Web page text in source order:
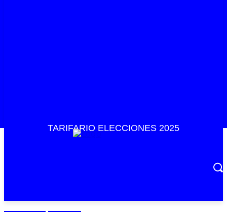
TARIFARIO ELECCIONES 2025